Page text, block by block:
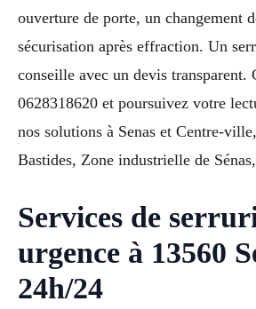
ouverture de porte, un changement
sécurisation après effraction. Un
conseille avec un devis transparent.
0628318620 et poursuivez votre
nos solutions à Senas et Centre-
Bastides, Zone industrielle de
Services de
urgence à 13560
24h/24